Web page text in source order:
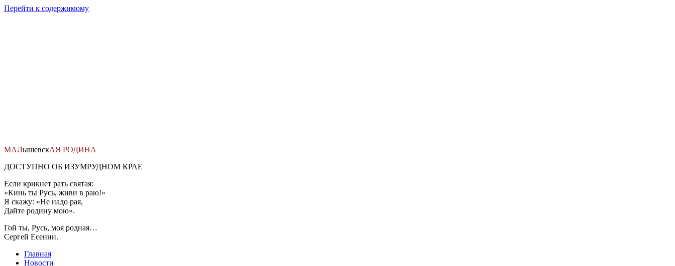
Перейти к содержимому
МАЛышевскАЯ РОДИНА
ДОСТУПНО ОБ ИЗУМРУДНОМ КРАЕ
Если крикнет рать святая:
«Кинь ты Русь, живи в раю!»
Я скажу: «Не надо рая,
Дайте родину мою».
Гой ты, Русь, моя родная…
Сергей Есенин.
Главная
Новости